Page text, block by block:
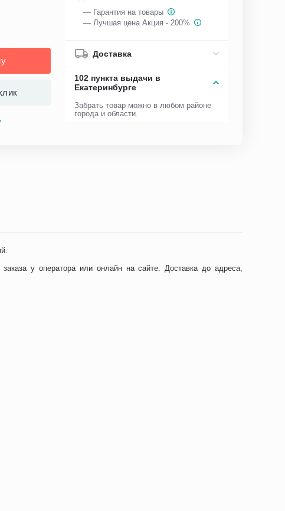
— Гарантия на товары
— Лучшая цена Акция - 200%
Доставка
102 пункта выдачи в
Екатеринбурге
Забрать товар можно в любом районе
города и области.
у оператора или онлайн на сайте. Доставка до адреса,